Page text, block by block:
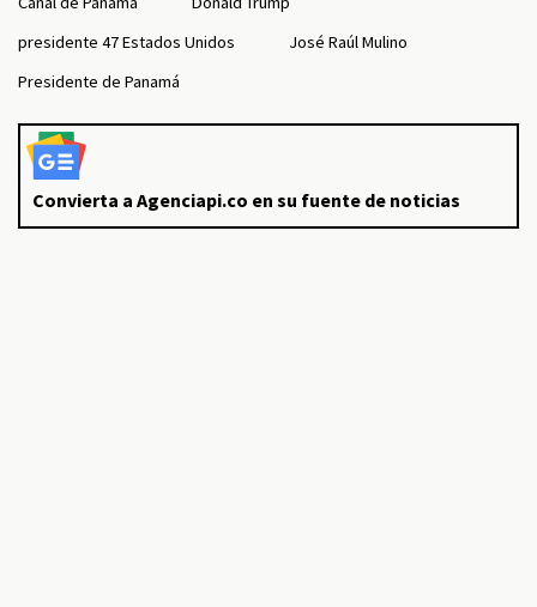
presidente 47 Estados Unidos
José Raúl Mulino
Presidente de Panamá
Convierta a Agenciapi.co en su fuente de noticias